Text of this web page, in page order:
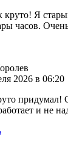
круто! Я
часов.
2026 в 06:20
придумал!
и не